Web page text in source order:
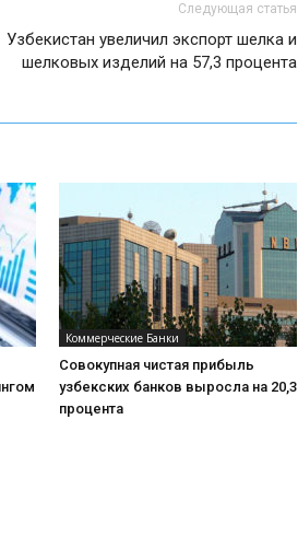
Следующая статья
Узбекистан увеличил экспорт шелка и
шелковых изделий на 57,3 процента
Коммерческие Банки
Совокупная чистая прибыль
узбекских банков выросла на 20,3
процента